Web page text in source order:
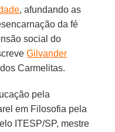
, afundando as
da fé
social do
Gilvander
Carmelitas.
pela
em Filosofia pela
ITESP/SP, mestre